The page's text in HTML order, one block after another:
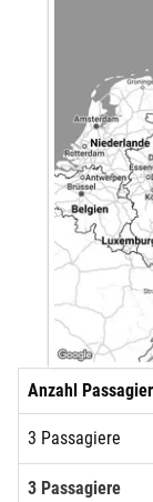
Anzahl
3 Passagiere
3 Passagiere